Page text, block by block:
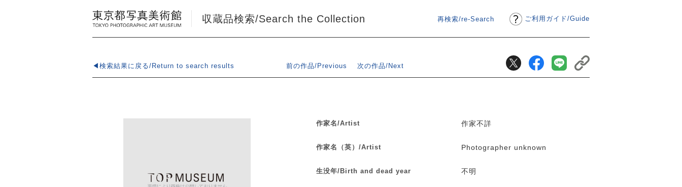
ご利用ガイド/Guide
収蔵品検索/Search the Collection 再検索/re-Search
◀検索結果に戻る/Return to search results 前の作品/Previous 次の作品/Next
作家名/Artist 作家不詳
作家名（英）/Artist Photographer unknown
生没年/Birth and dead year 不明